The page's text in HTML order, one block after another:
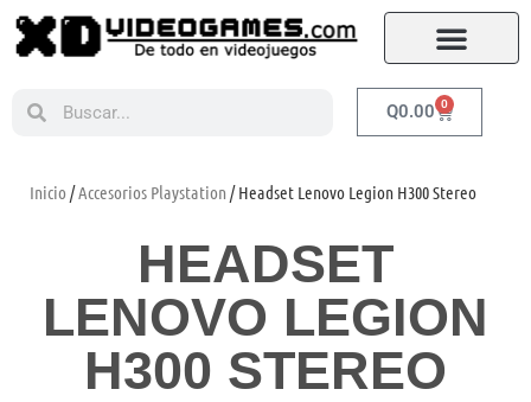
Q0.00 0
Inicio /Accesorios Playstation / Headset Lenovo Legion H300 Stereo
HEADSET
LENOVO LEGION
H300 STEREO